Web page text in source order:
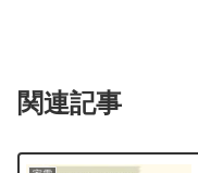
関連記事